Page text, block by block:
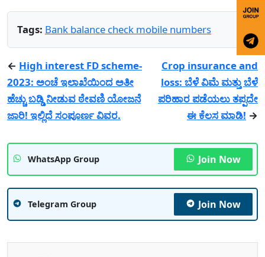
Tags: Bank balance check mobile numbers
← High interest FD scheme-
2023: ಅಂಚೆ ಇಲಾಖೆಯಿಂದ ಅತೀ
ಹೆಚ್ಚು ಬಡ್ಡಿ ನೀಡುವ ಠೇವಣಿ ಯೋಜನೆ
ಜಾರಿ! ಇಲ್ಲಿದೆ ಸಂಪೂರ್ಣ ವಿವರ.
Crop insurance and
loss: ಬೆಳೆ ವಿಮೆ ಮತ್ತು ಬೆಳೆ
ಪರಿಹಾರ ಪಡೆಯಲು ತಪ್ಪದೇ
ಈ ಕೆಲಸ ಮಾಡಿ! →
WhatsApp Group Join Now
Telegram Group Join Now